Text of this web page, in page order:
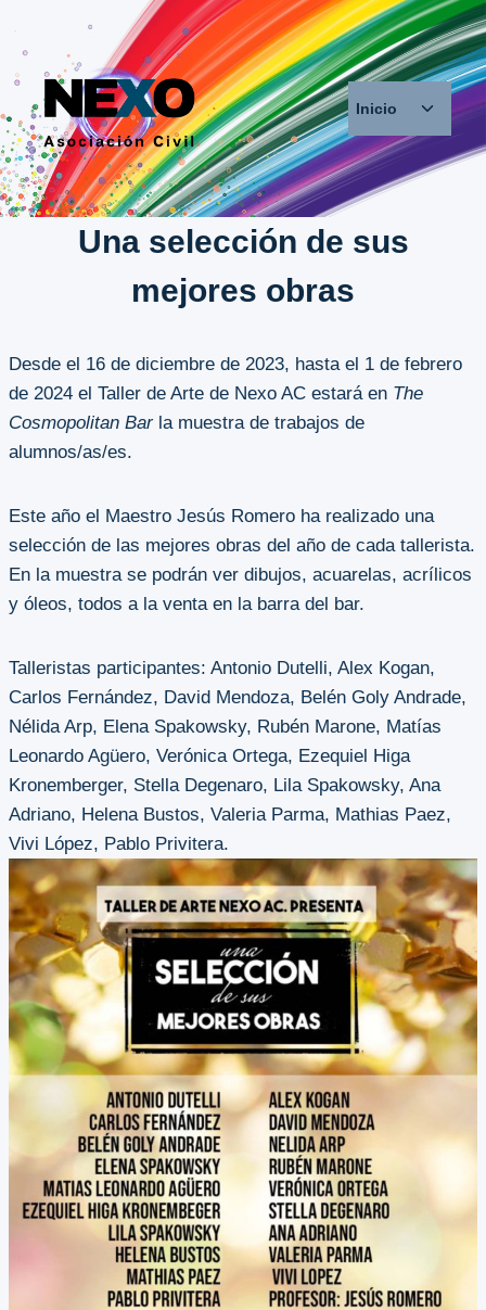
contenido
Inicio
Alternar
menú
hijo
Una selección de sus
mejores obras
Desde el 16 de diciembre de 2023, hasta el 1 de febrero
de 2024 el Taller de Arte de Nexo AC estará en The
Cosmopolitan Barla muestra de trabajos de
alumnos/as/es.
Este año el Maestro Jesús Romero ha realizado una
selección de las mejores obras del año de cada tallerista.
En la muestra se podrán ver dibujos, acuarelas, acrílicos
y óleos, todos a la venta en la barra del bar.
Talleristas participantes: Antonio Dutelli, Alex Kogan,
Carlos Fernández, David Mendoza, Belén Goly Andrade,
Nélida Arp, Elena Spakowsky, Rubén Marone, Matías
Leonardo Agüero, Verónica Ortega, Ezequiel Higa
Kronemberger, Stella Degenaro, Lila Spakowsky, Ana
Adriano, Helena Bustos, Valeria Parma, Mathias Paez,
Vivi López, Pablo Privitera.